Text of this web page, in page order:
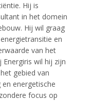
Hij is
in het domein
Hij wil graag
en
van het
wil hij zijn
gebied van
energetische
focus op